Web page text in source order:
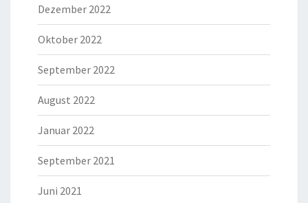
Dezember 2022
Oktober 2022
September 2022
August 2022
Januar 2022
September 2021
Juni 2021